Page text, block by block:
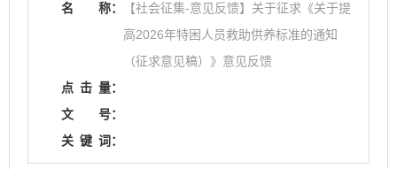
名
称：
【社会征集-意见反馈】关于征求《关于提
高2026年特困人员救助供养标准的通知
（征求意见稿）》意见反馈
点 击 量：
文
号：
关 键 词：